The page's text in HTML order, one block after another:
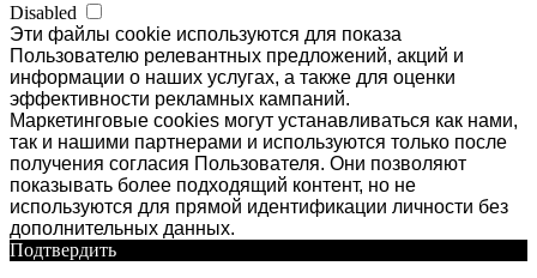
Disabled
Эти файлы cookie используются для показа
Пользователю релевантных предложений, акций и
информации о наших услугах, а также для оценки
эффективности рекламных кампаний.
Маркетинговые cookies могут устанавливаться как нами,
так и нашими партнерами и используются только после
получения согласия Пользователя. Они позволяют
показывать более подходящий контент, но не
используются для прямой идентификации личности без
дополнительных данных.
Подтвердить